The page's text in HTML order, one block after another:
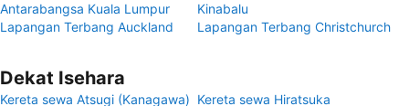
Antarabangsa Kuala Lumpur
Kinabalu
Lapangan Terbang Auckland
Lapangan Terbang Christchurch
Dekat Isehara
Kereta sewa Atsugi (Kanagawa) Kereta sewa Hiratsuka